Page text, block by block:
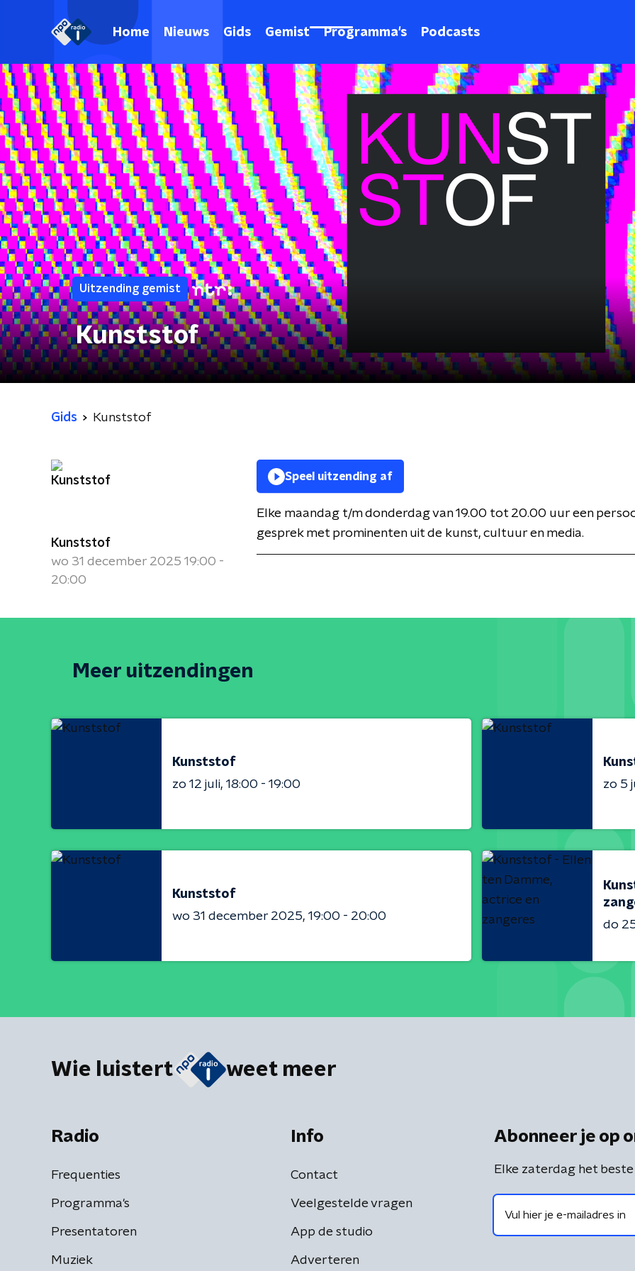
Home Nieuws Gids Gemist Programma's Podcasts
Uitzending gemist
Kunststof
Gids Kunststof
Kunststof
wo 31 december 2025 19:00 -
20:00
Speel uitzending af
Elke maandag t/m donderdag van 19.00 tot 20.00 uur een
gesprek met prominenten uit de kunst, cultuur en media.
Meer uitzendingen
Kunststof
zo 12 juli 18:00 - 19:00
zo 5
Kunststof
wo 31 december 2025 19:00 - 20:00
do
Wie luistert weet meer
Radio
Frequenties
Programma's
Presentatoren
Muziek
Info
Contact
Veelgestelde vragen
App de studio
Adverteren
Abonneer je op
Elke zaterdag het beste